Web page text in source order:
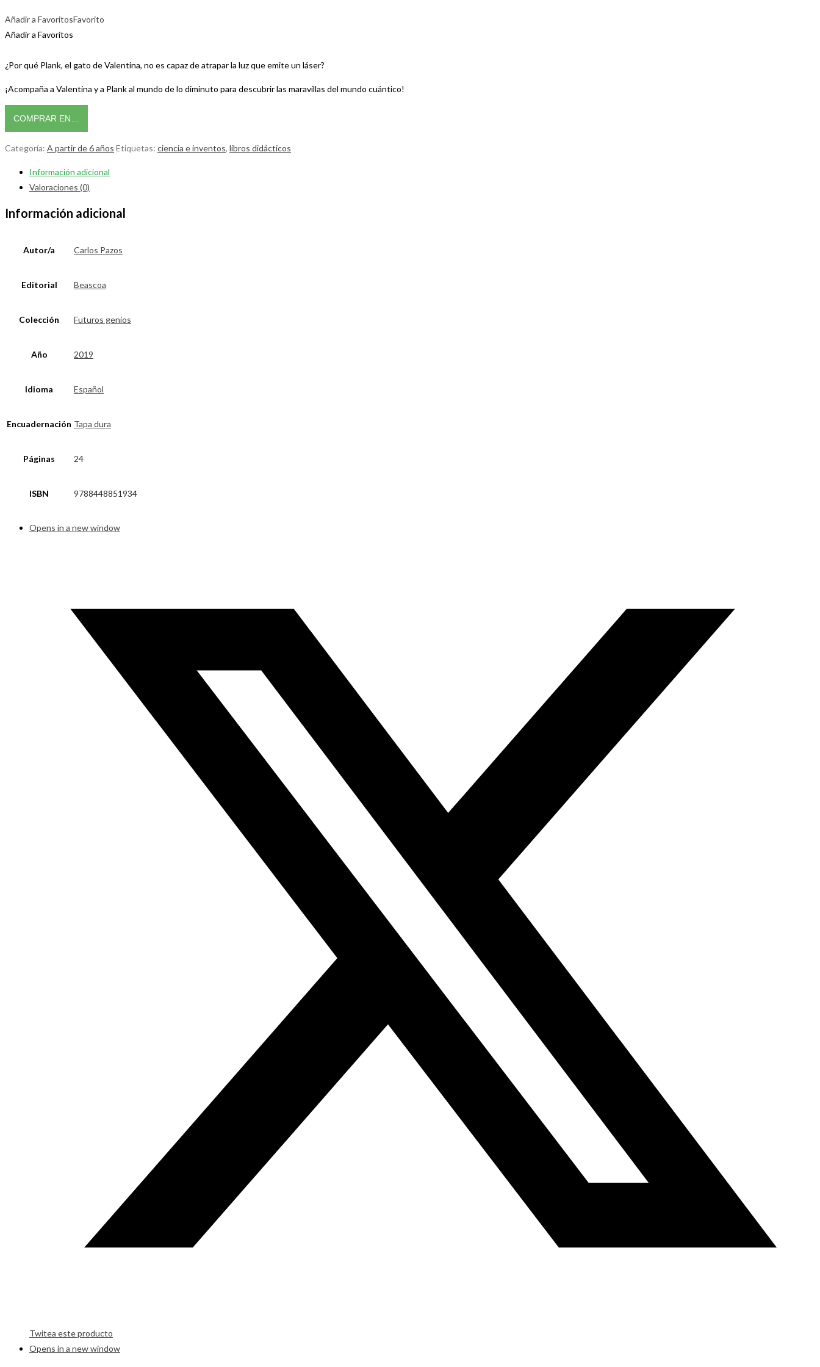
Añadir a FavoritosFavorito
Añadir a Favoritos
¿Por qué Plank, el gato de Valentina, no es capaz de atrapar la luz que emite un láser?
¡Acompaña a Valentina y a Plank al mundo de lo diminuto para descubrir las maravillas del mundo cuántico!
COMPRAR EN…
Categoría: A partir de 6 años Etiquetas: ciencia e inventos, libros didácticos
Información adicional
Valoraciones (0)
Información adicional
Autor/a Carlos Pazos
Editorial Beascoa
Colección Futuros genios
Año 2019
Idioma Español
Encuadernación Tapa dura
Páginas 24
ISBN 9788448851934
Opens in a new window
Twitea este producto
Opens in a new window